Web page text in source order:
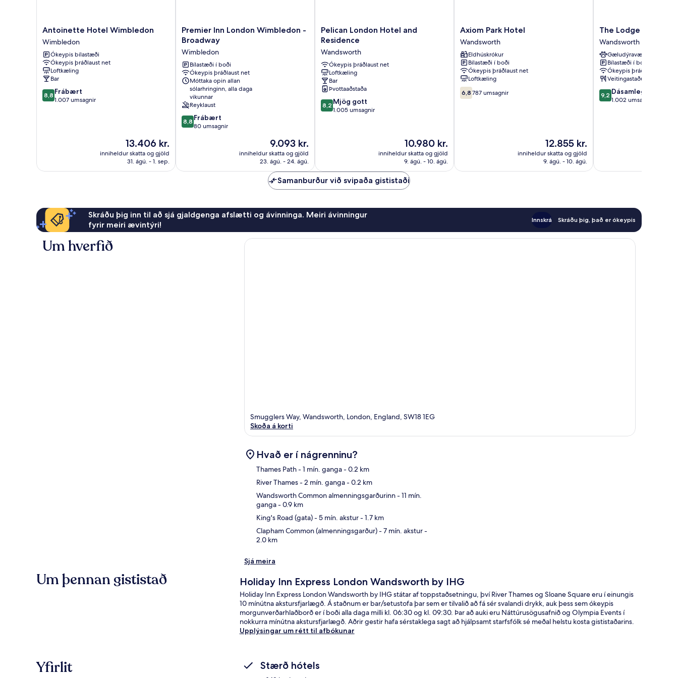
Antoinette
Hotel
Wimbledon
Wimbledon
Antoinette Hotel Wimbledon
Wimbledon
Ókeypis bílastæði
Ókeypis þráðlaust net
Loftkæling
Bar
8.8
af
8,8 Frábært
1.007 umsagnir
Verðið
er
13.406 kr.
13.406 kr.
inniheldur skatta og gjöld
31. ágú. - 1. sep.
Premier
Inn
Wimbledon
-
Broadway
Wimbledon
Premier Inn London Wimbledon -
Broadway
Wimbledon
Bílastæði í boði
Ókeypis þráðlaust net
Móttaka opin allan
sólarhringinn, alla daga
vikunnar
Reyklaust
8.8
af
8,8 Frábært
80 umsagnir
Verðið
er
9.093 kr.
9.093 kr.
inniheldur skatta og gjöld
23. ágú. - 24. ágú.
Pelican
London
and
Residence
Wandsworth
Pelican London Hotel and
Residence
Wandsworth
Ókeypis þráðlaust net
Loftkæling
Bar
Þvottaaðstaða
8.2
af
8,2 Mjög gott
1.005 umsagnir
Verðið
er
10.980 kr.
10.980 kr.
inniheldur skatta og gjöld
9. ágú. - 10. ágú.
Axiom
Park
Hotel
Wandsworth
Axiom Park Hotel
Wandsworth
Eldhúskrókur
Bílastæði í boði
Ókeypis þráðlaust net
Loftkæling
6.8af
10,
6,8 787 umsagnir
Verðið
er
12.855 kr.
12.855 kr.
inniheldur skatta og gjöld
9. ágú. - 10. ágú.
The
Lodge
Hotel
-
Putney
Wandsworth
The Lodge Hotel -
Wandsworth
Gæludýravænt
Bílastæði í boði
Ókeypis þráðlaust net
Veitingastaður
9.2
af
9,2 Dásamlegt
1.002 umsagnir
Samanburður við svipaða gististaði
Skráðu þig inn til að sjá gjaldgenga afslætti og ávinninga. Meiri ávinningur
fyrir meiri ævintýri!
Innskrá Skráðu þig, það er ókeypis
Um hverfið
Smugglers Way, Wandsworth, London, England, SW18 1EG
Skoða á korti
Hvað er í nágrenninu?
Thames Path- 1 mín. ganga- 0.2 km
River Thames- 2 mín. ganga- 0.2 km
Wandsworth Common almenningsgarðurinn- 11 mín.
ganga- 0.9 km
King's Road (gata)- 5 mín. akstur- 1.7 km
Clapham Common (almenningsgarður)- 7 mín. akstur-
2.0 km
Sjá meira
Um þennan gististað Holiday Inn Express London Wandsworth by IHG
Holiday Inn Express London Wandsworth by IHG státar af toppstaðsetningu, því River Thames og Sloane Square eru í einungis
10 mínútna akstursfjarlægð. Á staðnum er bar/setustofa þar sem er tilvalið að fá sér svalandi drykk, auk þess sem ókeypis
morgunverðarhlaðborð er í boði alla daga milli kl. 06:30 og kl. 09:30. Þar að auki eru Náttúrusögusafnið og Olympia Events í
nokkurra mínútna akstursfjarlægð. Aðrir gestir hafa sérstaklega sagt að hjálpsamt starfsfólk sé meðal helstu kosta gististaðarins.
Upplýsingar um rétt til afbókunar
Yfirlit Stærð hótels